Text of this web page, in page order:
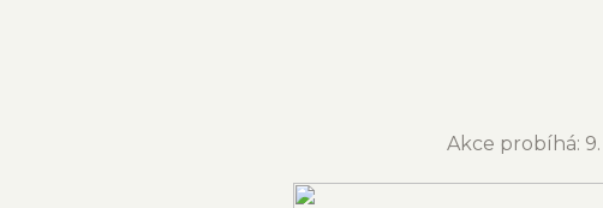
Akce probíhá: